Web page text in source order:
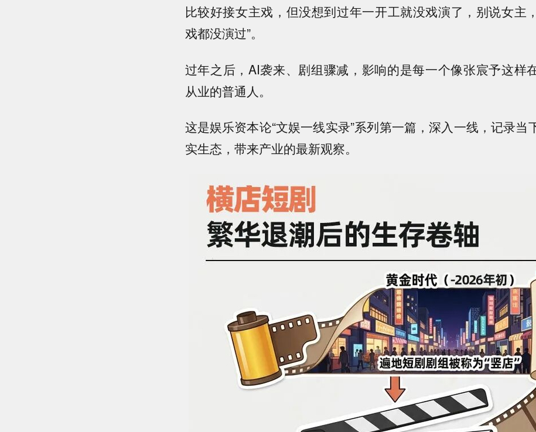
比较好接女主戏，但没想到过年一开工就没戏演了，别说女主
戏都没演过”。
过年之后，AI袭来、剧组骤减，影响的是每一个像张宸予这样
从业的普通人。
这是娱乐资本论“文娱一线实录”系列第一篇，深入一线，记录当
实生态，带来产业的最新观察。